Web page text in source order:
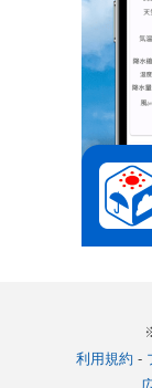
利用規約 -